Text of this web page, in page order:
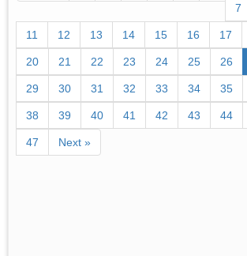
7
11 12 13 14 15 16 17
20 21 22 23 24 25 26
29 30 31 32 33 34 35
38 39 40 41 42 43 44
47 Next »